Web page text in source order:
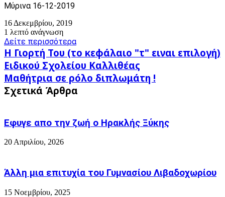
Μύρινα 16-12-2019
16 Δεκεμβρίου, 2019
1 λεπτό ανάγνωση
Δείτε περισσότερα
Η
Γιορτή
Του
(το
κεφάλαιο
"τ"
επιλογή)
Ειδικού
Σχολείου
Καλλιθέας
Η Γιορτή Του (το κεφάλαιο "τ" ειναι επιλογή)
Ειδικού Σχολείου Καλλιθέας
Μαθήτρια
σε
ρόλο
Μαθήτρια σε ρόλο διπλωμάτη !
Σχετικά Άρθρα
Εφυγε απο την ζωή o Ηρακλής Ξύκης
20 Απριλίου, 2026
Άλλη μια επιτυχία του Γυμνασίου Λιβαδοχωρίου
15 Νοεμβρίου, 2025